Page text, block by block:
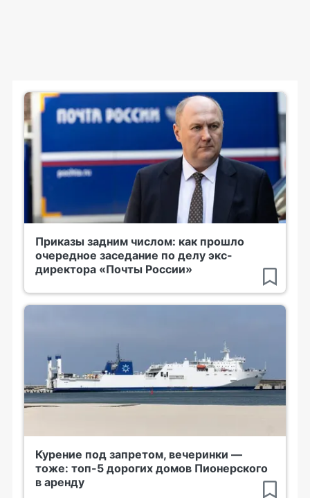
Приказы задним числом: как прошло
очередное заседание по делу экс-
директора «Почты России»
Курение под запретом, вечеринки —
тоже: топ-5 дорогих домов Пионерского
в аренду